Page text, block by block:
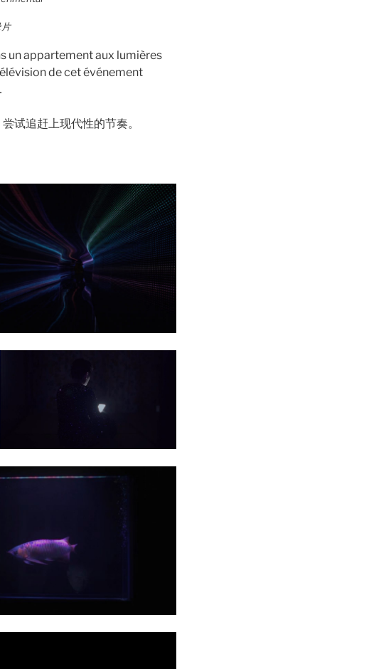
un appartement aux lumières
de cet événement
试追赶上现代性的节奏。